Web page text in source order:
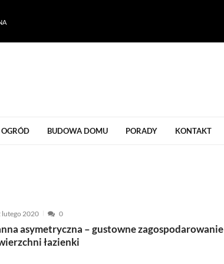
OGRÓD BUDOWA DOMU PORADY KONTAKT
lutego 2020 0
asymetryczna – gustowne zagospodarowanie
łazienki